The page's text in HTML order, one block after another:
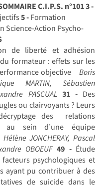
C.I.P.S. n°1013 -
5 -Formation
Science-Action Psycho-
de liberté et adhésion
formateur : effets sur les
objective
Boris
MARTIN, Sébastien
PASCUAL 31 -Des
ou clairvoyants ? Leurs
des relations
au sein d’une équipe
JONCHERAY, Pascal
OBOEUF 49 -Étude
psychologiques et
ayant pu contribuer à des
de suicide dans le